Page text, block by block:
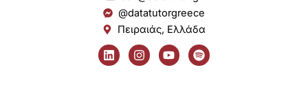
@datatutorgreece
Πειραιάς, Ελλάδα
L
i
n
I
n
s
Y
o
u
S
p
o